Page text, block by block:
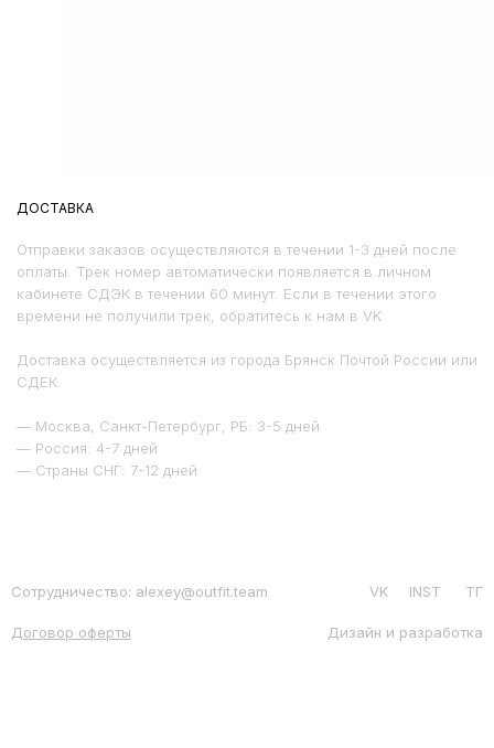
ДОСТАВКА
Отправки заказов осуществляются в течении 1-3 дней после
оплаты. Трек номер автоматически появляется в личном
кабинете СДЭК в течении 60 минут. Если в течении этого
времени не получили трек, обратитесь к нам в VK
Доставка осуществляется из города Брянск Почтой России или
СДЕК.
— Москва, Санкт-Петербург, РБ: 3-5 дней
— Россия: 4-7 дней
— Страны СНГ: 7-12 дней
VK INST ТГ
Сотрудничество: alexey@outfit.team
Договор оферты Дизайн и разработка